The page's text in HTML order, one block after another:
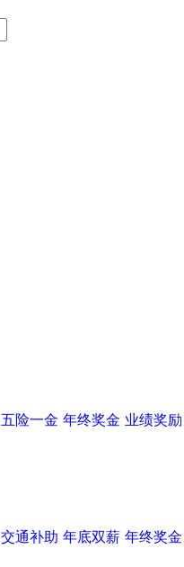
五险一金 年终奖金 业绩奖励
交通补助 年底双薪 年终奖金